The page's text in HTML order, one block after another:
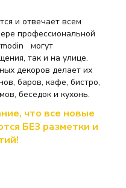
и отвечает всем
профессиональной
могут
так и на улице.
декоров делает их
баров, кафе, бистро,
беседок и кухонь.
что все новые
БЕЗ разметки и